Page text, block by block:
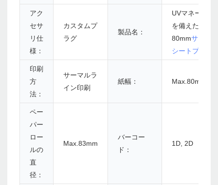
アク
セサ
リ仕
様：
カスタムプ
ラグ
製品名：
UVマネー検出
を備えた新し
80mmサーマ
シートプリン
印刷
方
法：
サーマルラ
イン印刷
紙幅： Max.80mm
ペー
パー
ロー
ルの
直
径：
Max.83mm
バーコー
ド：
1D, 2D